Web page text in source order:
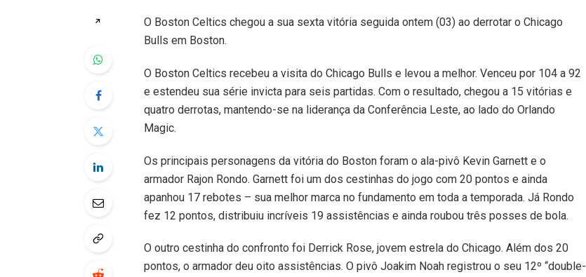
↗
O Boston Celtics chegou a sua sexta vitória seguida ontem (03) ao derrotar o Chicago
Bulls em Boston.
O Boston Celtics recebeu a visita do Chicago Bulls e levou a melhor. Venceu por 104 a 92
e estendeu sua série invicta para seis partidas. Com o resultado, chegou a 15 vitórias e
quatro derrotas, mantendo-se na liderança da Conferência Leste, ao lado do Orlando
Magic.
Os principais personagens da vitória do Boston foram o ala-pivô Kevin Garnett e o
armador Rajon Rondo. Garnett foi um dos cestinhas do jogo com 20 pontos e ainda
apanhou 17 rebotes – sua melhor marca no fundamento em toda a temporada. Já Rondo
fez 12 pontos, distribuiu incríveis 19 assistências e ainda roubou três posses de bola.
O outro cestinha do confronto foi Derrick Rose, jovem estrela do Chicago. Além dos 20
pontos, o armador deu oito assistências. O pivô Joakim Noah registrou o seu 12º “double-